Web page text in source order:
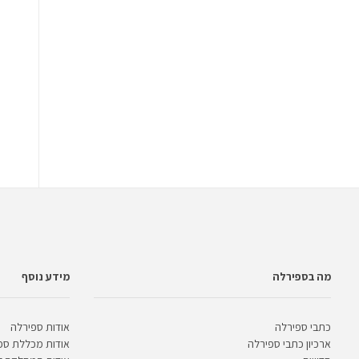
מידע נוסף
אודות ספירלה
אודות מכללת
מה בספירלה
כתבי ספירלה
ארכיון כתבי ספירלה